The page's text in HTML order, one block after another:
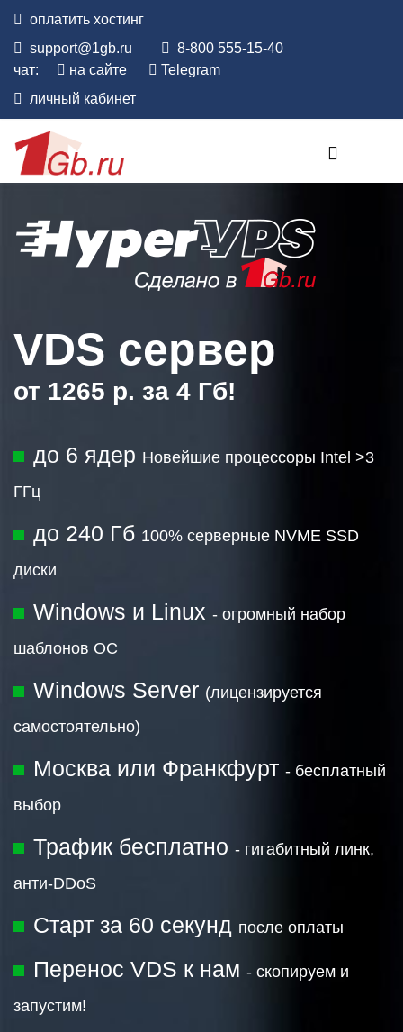
оплатить хостинг
support@1gb.ru
8-800 555-15-40
чат:
на сайте
Telegram
личный кабинет
VDS сервер
от 1265 р. за 4 Гб!
до 6 ядер Новейшие процессоры Intel >3
ГГц
до 240 Гб 100% серверные NVME SSD
диски
Windows и Linux - огромный набор
шаблонов ОС
Windows Server (лицензируется
самостоятельно)
Москва или Франкфурт - бесплатный
выбор
Трафик бесплатно - гигабитный линк,
анти-DDoS
Старт за 60 секунд после оплаты
Перенос VDS к нам - скопируем и
запустим!